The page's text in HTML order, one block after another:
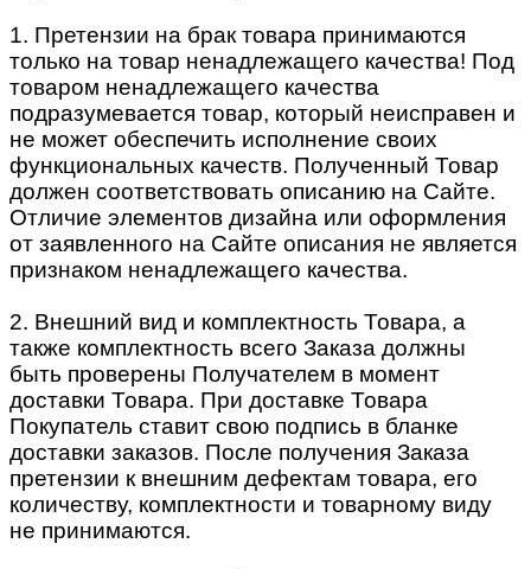
1. Претензии на брак товара принимаются
только на товар ненадлежащего качества! Под
товаром ненадлежащего качества
подразумевается товар, который неисправен и
не может обеспечить исполнение своих
функциональных качеств. Полученный Товар
должен соответствовать описанию на Сайте.
Отличие элементов дизайна или оформления
от заявленного на Сайте описания не является
признаком ненадлежащего качества.
2. Внешний вид и комплектность Товара, а
также комплектность всего Заказа должны
быть проверены Получателем в момент
доставки Товара. При доставке Товара
Покупатель ставит свою подпись в бланке
доставки заказов. После получения Заказа
претензии к внешним дефектам товара, его
количеству, комплектности и товарному виду
не принимаются.